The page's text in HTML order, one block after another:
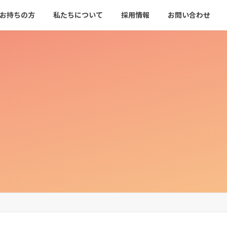
持ちの方 私たちについて 採用情報 お問い合わせ